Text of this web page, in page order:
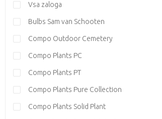
Vsa zaloga
Bulbs Sam van Schooten
Compo Outdoor Cemetery
Compo Plants PC
Compo Plants PT
Compo Plants Pure Collection
Compo Plants Solid Plant